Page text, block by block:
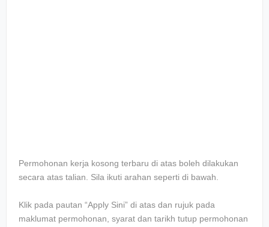
Permohonan kerja kosong terbaru di atas boleh dilakukan
secara atas talian. Sila ikuti arahan seperti di bawah.
Klik pada pautan “Apply Sini” di atas dan rujuk pada
maklumat permohonan, syarat dan tarikh tutup permohonan